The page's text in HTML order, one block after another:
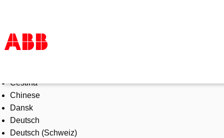
Products & Solutions
Industries
Services
About us
Where to buy
Čeština
Chinese
Dansk
Deutsch
Deutsch (Schweiz)